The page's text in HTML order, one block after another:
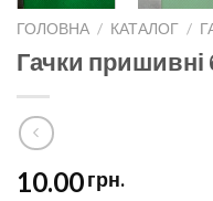
ГОЛОВНА / КАТАЛОГ /
Гачки пришивні
10.00грн.